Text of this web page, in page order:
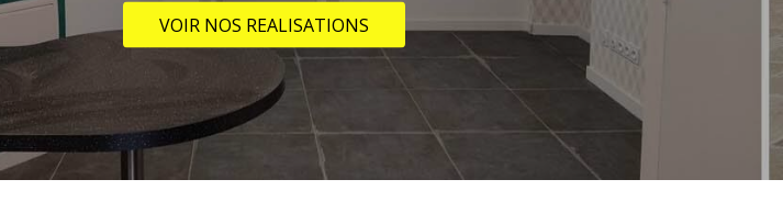
VOIR NOS REALISATIONS